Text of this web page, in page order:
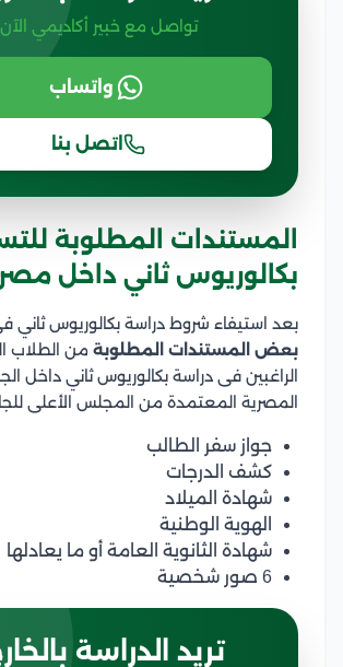
تواصل مع خبير أكاديمي الآن
واتساب
اتصل بنا
المستندات المطلوبة
بكالوريوس ثاني داخل مصر
بعد استيفاء شروط دراسة بكالوريوس ثاني
بعض المستندات المطلوبة من الطلاب
الراغبين فى دراسة بكالوريوس ثاني داخل
المصرية المعتمدة من المجلس الأعلى
جواز سفر الطالب
كشف الدرجات
شهادة الميلاد
الهوية الوطنية
شهادة الثانوية العامة أو ما يعادلها
6 صور شخصية
تريد الدراسة